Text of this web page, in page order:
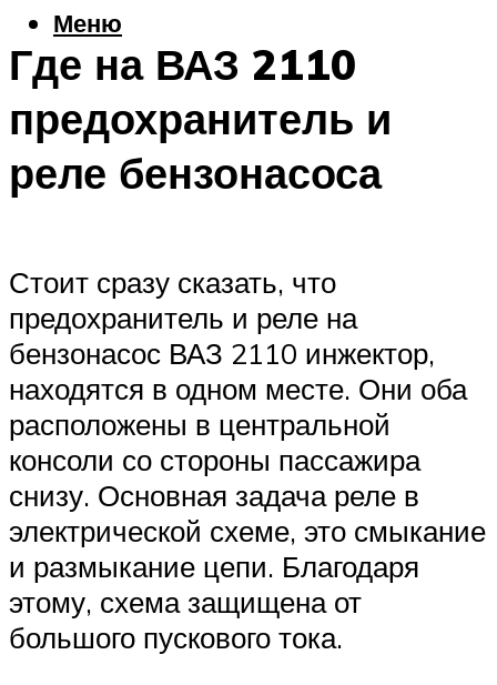
Меню
Где на ВАЗ 2110
предохранитель и
реле бензонасоса
Стоит сразу сказать, что
предохранитель и реле на
бензонасос ВАЗ 2110 инжектор,
находятся в одном месте. Они оба
расположены в центральной
консоли со стороны пассажира
снизу. Основная задача реле в
электрической схеме, это смыкание
и размыкание цепи. Благодаря
этому, схема защищена от
большого пускового тока.